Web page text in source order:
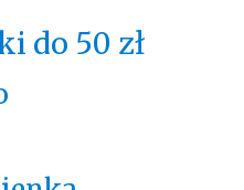
do 50 zł